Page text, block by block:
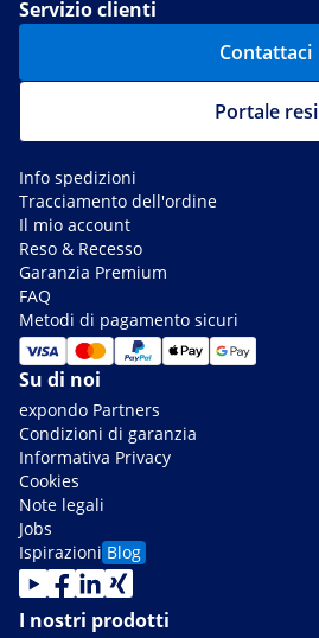
Servizio clienti
Contattaci
Portale resi
Info spedizioni
Tracciamento dell'ordine
Il mio account
Reso & Recesso
Garanzia Premium
FAQ
Metodi di pagamento sicuri
Su di noi
expondo Partners
Condizioni di garanzia
Informativa Privacy
Cookies
Note legali
Jobs
Ispirazioni Blog
I nostri prodotti